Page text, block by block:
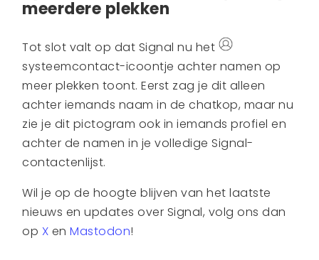
meerdere plekken
Tot slot valt op dat Signal nu het
systeemcontact-icoontje achter namen op
meer plekken toont. Eerst zag je dit alleen
achter iemands naam in de chatkop, maar nu
zie je dit pictogram ook in iemands profiel en
achter de namen in je volledige Signal-
contactenlijst.
Wil je op de hoogte blijven van het laatste
nieuws en updates over Signal, volg ons dan
op X enMastodon!